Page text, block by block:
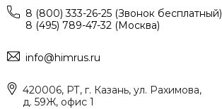
8 (800) 333-26-25 (Звонок бесплатный)
8 (495) 789-47-32 (Москва)
info@himrus.ru
420006, РТ, г. Казань, ул. Рахимова,
д. 59Ж, офис 1